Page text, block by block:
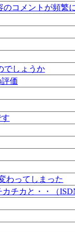
のコメントが頻繁
でしょうか
価
わってしまった
チカと・・（